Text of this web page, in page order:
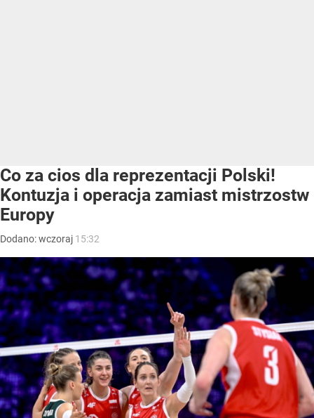
Co za cios dla reprezentacji Polski!
Kontuzja i operacja zamiast mistrzostw
Europy
Dodano:wczoraj 15:32